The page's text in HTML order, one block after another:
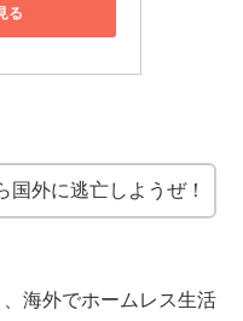
る
国外に逃亡しようぜ！
海外でホームレス生活